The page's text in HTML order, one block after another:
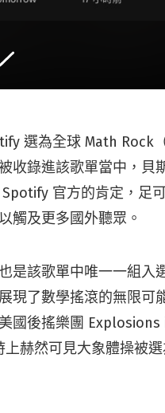
選為全球 Math Rock
收錄進該歌單當中，貝
官方的肯定，足
觸及更多國外聽眾。
是該歌單中唯一一組入
現了數學搖滾的無限可
國後搖樂團
赫然可見大象體操被